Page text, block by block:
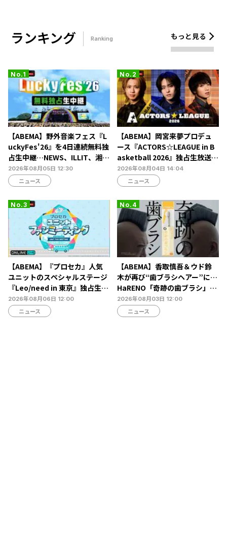
ランキング Ranking もっと見る
【ABEMA】野外音楽フェス『L
uckyFes'26』を4日連続無料独
占生中継…NEWS、ILLIT、湘南
乃風ら60組以上が集結
2026年08月05日 12:30
ニュース
【ABEMA】岡宮来夢プロデュ
ース『ACTORS☆LEAGUE in B
asketball 2026』独占生放送決
定…北村諒、糸川耀士郎、長妻
怜央らが出演
2026年08月04日 14:04
ニュース
【ABEMA】『プロセカ』人気
ユニットのスペシャルステージ
『Leo/need in 東京』独占生放
送決定…ショートライブや生ア
フレコも
2026年08月06日 12:00
ニュース
【ABEMA】香取慎吾＆ウド鈴
木が再び“歯ブラシヘアー”に…
HaRENO「奇跡の歯ブラシ」新
TVCMの放映開始
2026年08月03日 12:00
ニュース